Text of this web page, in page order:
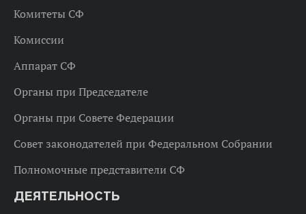
Комитеты СФ
Комиссии
Аппарат СФ
Органы при Председателе
Органы при Совете Федерации
Совет законодателей при Федеральном Собрании
Полномочные представители СФ
ДЕЯТЕЛЬНОСТЬ